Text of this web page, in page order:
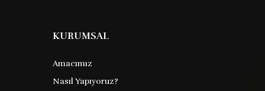
KURUMSAL
Amacımız
Nasıl Yapıyoruz?